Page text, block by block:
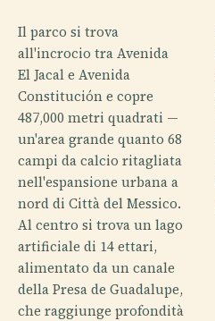
Il parco si trova
all'incrocio tra Avenida
El Jacal e Avenida
Constitución e copre
487,000 metri quadrati —
un'area grande quanto 68
campi da calcio ritagliata
nell'espansione urbana a
nord di Città del Messico.
Al centro si trova un lago
artificiale di 14 ettari,
alimentato da un canale
della Presa de Guadalupe,
che raggiunge profondità